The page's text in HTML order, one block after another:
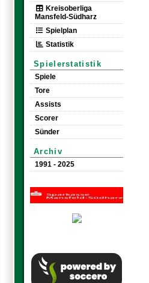
Kreisoberliga
Mansfeld-Südharz
Spielplan
Statistik
Spielerstatistik
Spiele
Tore
Assists
Scorer
Sünder
Archiv
1991 - 2025